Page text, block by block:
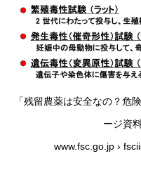
「残留農薬は安全なの？危
ージ資
www.fsc.go.jp ›